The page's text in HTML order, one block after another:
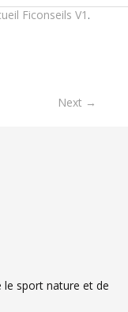
Ficonseils V1 .
Next →
le sport nature et de